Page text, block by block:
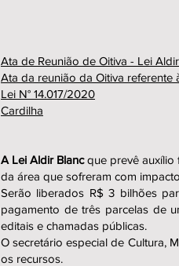
Ata de Reunião de Oitiva - Lei
Ata da reunião da Oitiva referente
Lei N° 14.017/2020
Cardilha
A Lei Aldir Blancque prevê auxílio
da área que sofreram com
Serão liberados R$ 3 bilhões
pagamento de três parcelas de
editais e chamadas públicas.
O secretário especial de Cultura,
os recursos.